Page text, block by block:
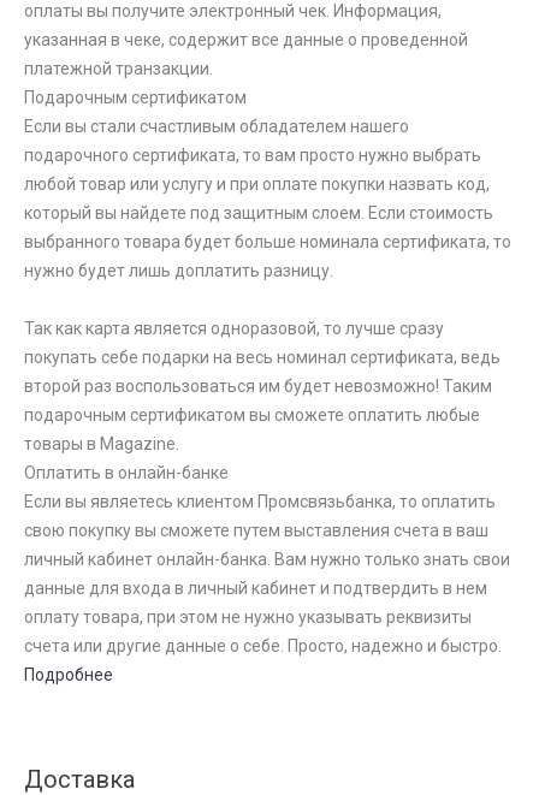
оплаты вы получите электронный чек. Информация,
указанная в чеке, содержит все данные о проведенной
платежной транзакции.
Подарочным сертификатом
Если вы стали счастливым обладателем нашего
подарочного сертификата, то вам просто нужно выбрать
любой товар или услугу и при оплате покупки назвать код,
который вы найдете под защитным слоем. Если стоимость
выбранного товара будет больше номинала сертификата, то
нужно будет лишь доплатить разницу.
Так как карта является одноразовой, то лучше сразу
покупать себе подарки на весь номинал сертификата, ведь
второй раз воспользоваться им будет невозможно! Таким
подарочным сертификатом вы сможете оплатить любые
товары в Magazine.
Оплатить в онлайн-банке
Если вы являетесь клиентом Промсвязьбанка, то оплатить
свою покупку вы сможете путем выставления счета в ваш
личный кабинет онлайн-банка. Вам нужно только знать свои
данные для входа в личный кабинет и подтвердить в нем
оплату товара, при этом не нужно указывать реквизиты
счета или другие данные о себе. Просто, надежно и быстро.
Подробнее
Доставка